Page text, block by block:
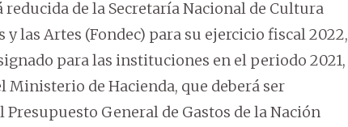
reducida de la Secretaría Nacional de Cultura
y las Artes (Fondec) para su ejercicio fiscal 2022,
para las instituciones en el periodo 2021,
Ministerio de Hacienda, que deberá ser
General de Gastos de la Nación